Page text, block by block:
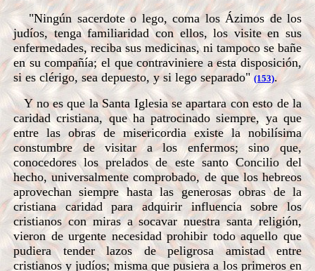
"Ningún sacerdote o lego, coma los Ázimos de los
judíos, tenga familiaridad con ellos, los visite en sus
enfermedades, reciba sus medicinas, ni tampoco se bañe
en su compañía; el que contraviniere a esta disposición,
si es clérigo, sea depuesto, y si lego separado"(153).
Y no es que la Santa Iglesia se apartara con esto de la
caridad cristiana, que ha patrocinado siempre, ya que
entre las obras de misericordia existe la nobilísima
constumbre de visitar a los enfermos; sino que,
conocedores los prelados de este santo Concilio del
hecho, universalmente comprobado, de que los hebreos
aprovechan siempre hasta las generosas obras de la
cristiana caridad para adquirir influencia sobre los
cristianos con miras a socavar nuestra santa religión,
vieron de urgente necesidad prohibir todo aquello que
pudiera tender lazos de peligrosa amistad entre
cristianos y judíos; misma que pusiera a los primeros en